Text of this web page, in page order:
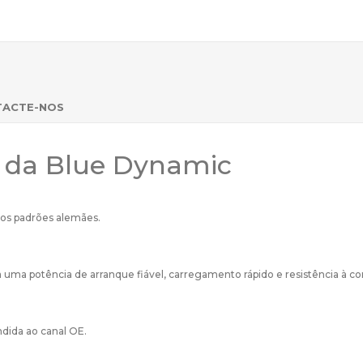
NOS
Blue Dynamic
padrões alemães.
potência de arranque fiável, carregamento rápido e resistência à
ao canal OE.